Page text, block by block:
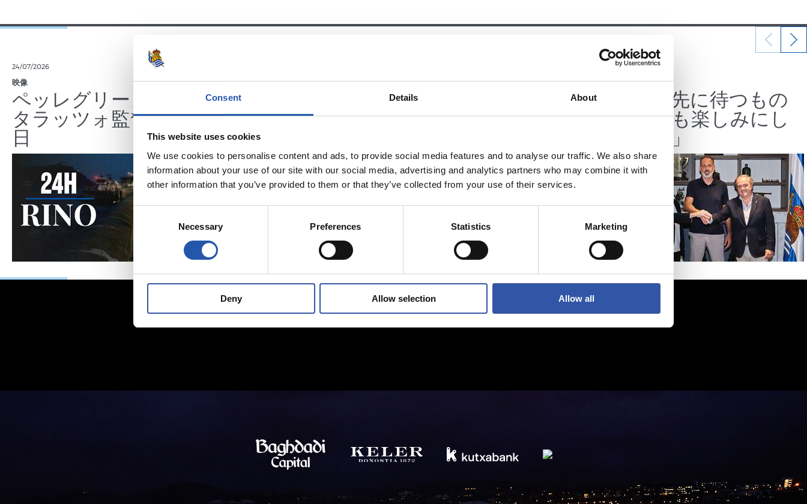
Consent Details About
This website uses cookies
We use cookies to personalise content and ads, to provide social media features and to analyse our traffic. We also share
information about your use of our site with our social media, advertising and analytics partners who may combine it with
other information that you’ve provided to them or that they’ve collected from your use of their services.
Necessary Preferences Statistics Marketing
Deny Allow selection Allow all
24/07/2026
映像
ペッレグリーノ・マ
タラッツォ監督の一
日
公式発表
ジョン・マルティ
ン、2032年まで契約
延長
オンラインストア
新たな戦闘服、そこ
に宿るエネルギー
07/07/2026
公式発表
「この先に待つもの
をとても楽しみにし
ている」